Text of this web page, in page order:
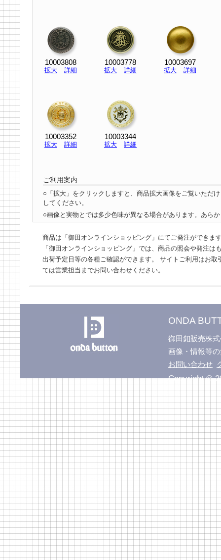
10003808
拡大 詳細
10003778
拡大 詳細
10003697
拡大 詳細
10003352
拡大 詳細
10003344
拡大 詳細
ご利用案内
○「拡大」をクリックしますと、商品拡大画像をご覧いただ
してください。
○画像と実物とでは多少色味が異なる場合があります。あら
商品は「御田オンラインショッピング」にてご発注ができま
「御田オンラインショッピング」では、商品の照会や発注
出荷予定日等の各種ご確認ができます。 サイトご利用はお
ては営業担当までお問い合わせください。
ONDA
御田釦販売株
画像・情報等
お問い合わせ
Copyright ©